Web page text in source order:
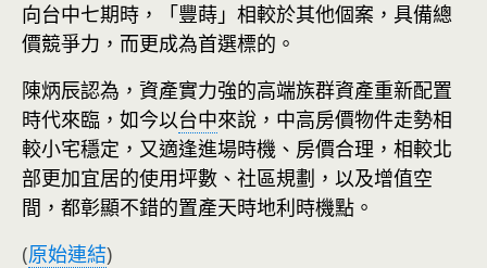
向台中七期時，「豐蒔」相較於其他個案，具備總
價競爭力，而更成為首選標的。
陳炳辰認為，資產實力強的高端族群資產重新配置
時代來臨，如今以台中來說，中高房價物件走勢相
較小宅穩定，又適逢進場時機、房價合理，相較北
部更加宜居的使用坪數、社區規劃，以及增值空
間，都彰顯不錯的置產天時地利時機點。
(原始連結)